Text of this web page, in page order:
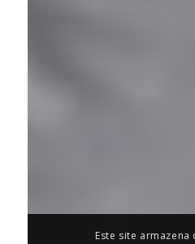
Este site armazena